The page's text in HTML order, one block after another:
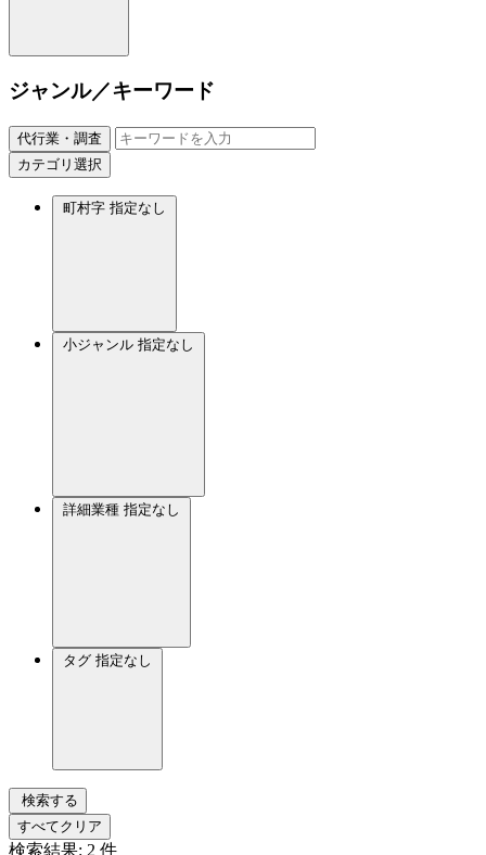
ジャンル／キーワード
代行業・調査
カテゴリ選択
町村字 指定なし
小ジャンル 指定なし
詳細業種 指定なし
タグ 指定なし
検索する
すべてクリア
検索結果: 2 件